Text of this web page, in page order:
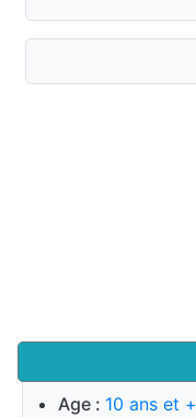
Age : 10 ans et +